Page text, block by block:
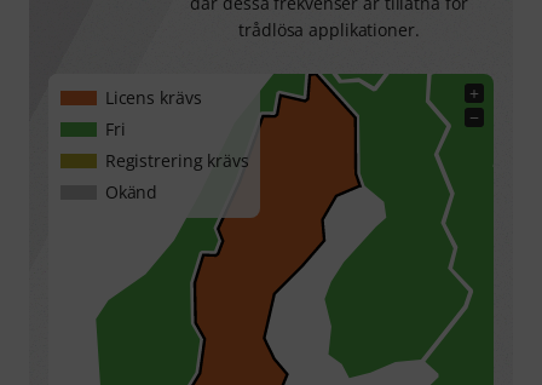
trådlösa applikationer.
+
−
Licens krävs
Fri
Registrering krävs
Okänd